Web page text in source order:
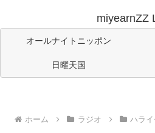
miyearnZZ
オールナイトニッポン
日曜天国
ホーム ラジオ ハラ